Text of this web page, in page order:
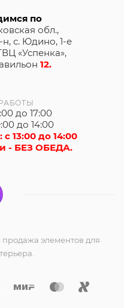
по
обл.,
с. Юдино, 1-е
«Успенка»,
12.
до 17:00
до 14:00
13:00 до 14:00
- БЕЗ ОБЕДА.
элементов для